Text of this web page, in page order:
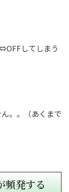
してしまう
。。（あくまで
頻発する